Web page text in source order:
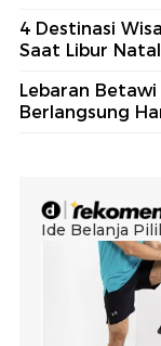
4 Destinasi
Saat Libur
Lebaran
Berlangsung